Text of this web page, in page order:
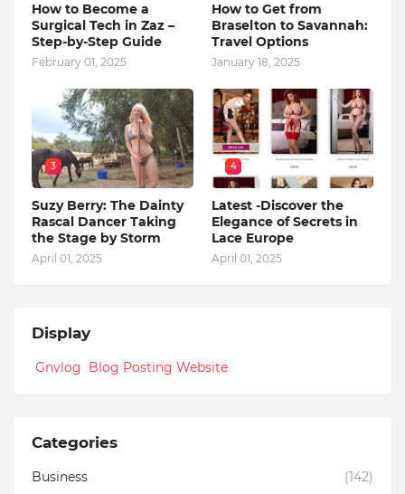
How to Become a
Surgical Tech in Zaz –
Step-by-Step Guide
February 01, 2025
How to Get from
Braselton to Savannah:
Travel Options
January 18, 2025
3
Suzy Berry: The Dainty
Rascal Dancer Taking
the Stage by Storm
April 01, 2025
4
Latest -Discover the
Elegance of Secrets in
Lace Europe
April 01, 2025
Display
Gnvlog Blog Posting Website
Categories
Business
(142)